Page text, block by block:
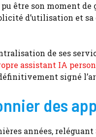
être son moment de
d’utilisation et sa
de ses
assistant IA
signé
des
années,